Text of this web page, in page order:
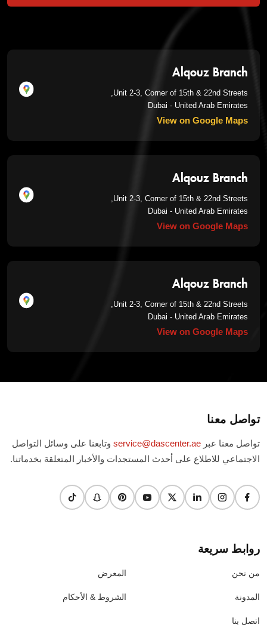
Alqouz Branch
Unit 2-3, Corner of 15th & 22nd Streets,
Dubai - United Arab Emirates
View on Google Maps
Alqouz Branch
Unit 2-3, Corner of 15th & 22nd Streets,
Dubai - United Arab Emirates
View on Google Maps
Alqouz Branch
Unit 2-3, Corner of 15th & 22nd Streets,
Dubai - United Arab Emirates
View on Google Maps
تواصل معنا
تواصل معنا عبر service@dascenter.ae وتابعنا على وسائل التواصل
الاجتماعي للاطلاع على أحدث المستجدات والأخبار المتعلقة بخدماتنا.
روابط سريعة
من نحن
المدونة
اتصل بنا
المعرض
الشروط & الأحكام